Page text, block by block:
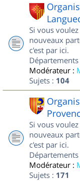
Si vous
nouveaux
c'est par ici.
Modérateur :
Sujets : 104
Si vous
nouveaux
c'est par ici.
Modérateur :
Sujets : 171